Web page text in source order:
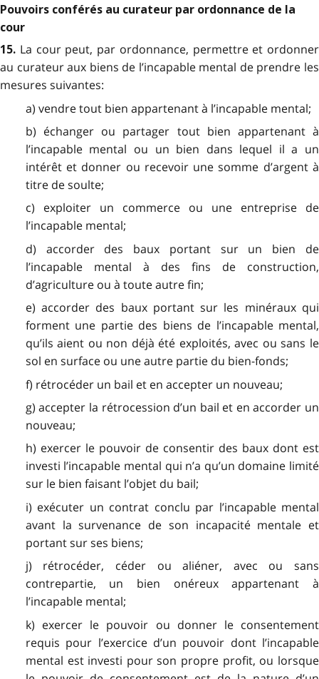
Pouvoirs conférés au curateur par ordonnance de la
cour
15. La cour peut, par ordonnance, permettre et ordonner
au curateur aux biens de l’incapable mental de prendre les
mesures suivantes:
a) vendre tout bien appartenant à l’incapable mental;
b) échanger ou partager tout bien appartenant à
l’incapable mental ou un bien dans lequel il a un
intérêt et donner ou recevoir une somme d’argent à
titre de soulte;
c) exploiter un commerce ou une entreprise de
l’incapable mental;
d) accorder des baux portant sur un bien de
l’incapable mental à des fins de construction,
d’agriculture ou à toute autre fin;
e) accorder des baux portant sur les minéraux qui
forment une partie des biens de l’incapable mental,
qu’ils aient ou non déjà été exploités, avec ou sans le
sol en surface ou une autre partie du bien-fonds;
f) rétrocéder un bail et en accepter un nouveau;
g) accepter la rétrocession d’un bail et en accorder un
nouveau;
h) exercer le pouvoir de consentir des baux dont est
investi l’incapable mental qui n’a qu’un domaine limité
sur le bien faisant l’objet du bail;
i) exécuter un contrat conclu par l’incapable mental
avant la survenance de son incapacité mentale et
portant sur ses biens;
j) rétrocéder, céder ou aliéner, avec ou sans
contrepartie, un bien onéreux appartenant à
l’incapable mental;
k) exercer le pouvoir ou donner le consentement
requis pour l’exercice d’un pouvoir dont l’incapable
mental est investi pour son propre profit, ou lorsque